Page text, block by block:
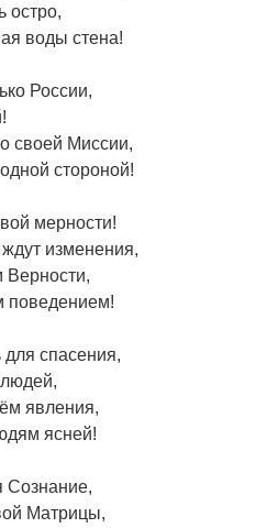
остро,
воды стена!
России,
своей Миссии,
стороной!
мерности!
изменения,
Верности,
поведением!
спасения,
явления,
ясней!
Сознание,
Матрицы,